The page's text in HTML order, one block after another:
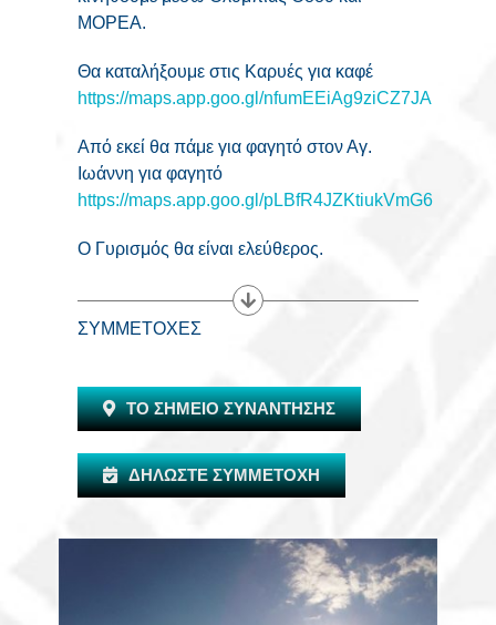
ΜΟΡΕΑ.
Θα καταλήξουμε στις Καρυές για καφέ
https://maps.app.goo.gl/nfumEEiAg9ziCZ7JA
Από εκεί θα πάμε για φαγητό στον Αγ.
Ιωάννη για φαγητό
https://maps.app.goo.gl/pLBfR4JZKtiukVmG6
Ο Γυρισμός θα είναι ελεύθερος.
ΣΥΜΜΕΤΟΧΕΣ
ΤΟ ΣΗΜΕΙΟ ΣΥΝΑΝΤΗΣΗΣ
ΔΗΛΩΣΤΕ ΣΥΜΜΕΤΟΧΗ